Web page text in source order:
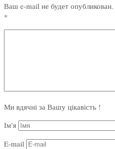
Ваш e-mail не будет опубликован.
*
Ми вдячні за Вашу цікавість !
Ім'я
E-mail